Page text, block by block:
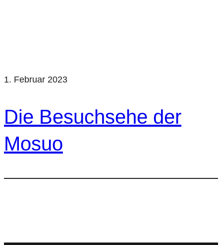
1. Februar 2023
Die Besuchsehe der
Mosuo